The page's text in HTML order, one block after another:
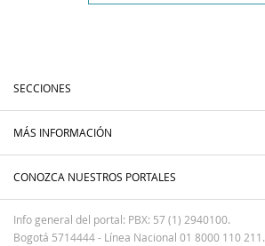
SECCIONES
MÁS INFORMACIÓN
CONOZCA NUESTROS PORTALES
Info general del portal: PBX: 57 (1) 2940100.
Bogotá 5714444 - Línea Nacional 01 8000 110 211.